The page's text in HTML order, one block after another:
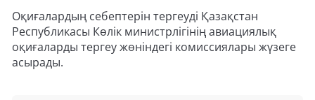
Оқиғалардың себептерін тергеуді Қазақстан
Республикасы Көлік министрлігінің авиациялық
оқиғаларды тергеу жөніндегі комиссиялары жүзеге
асырады.